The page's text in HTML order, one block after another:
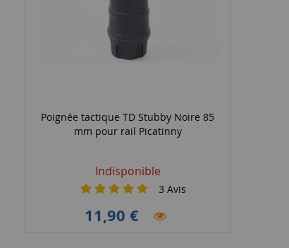
Poignée tactique TD Stubby Noire 85
mm pour rail Picatinny
Indisponible
3 Avis
11,90 €